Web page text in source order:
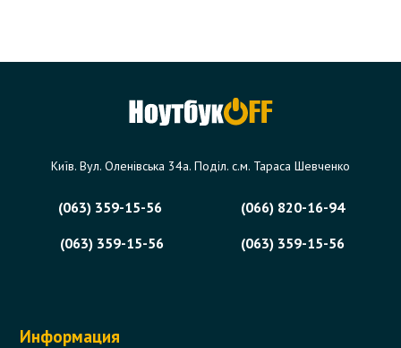
Київ. Вул. Оленівська 34а. Поділ. с.м. Тараса Шевченко
(063) 359-15-56
(066) 820-16-94
(063) 359-15-56
(063) 359-15-56
Информация